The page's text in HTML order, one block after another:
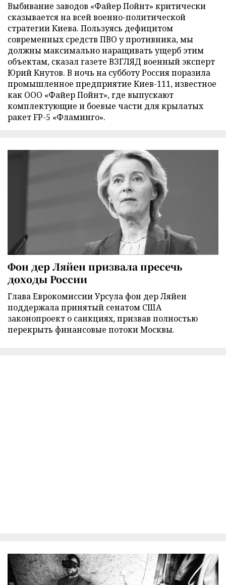
Выбивание заводов «Файер Пойнт» критически
сказывается на всей военно-политической
стратегии Киева. Пользуясь дефицитом
современных средств ПВО у противника, мы
должны максимально наращивать ущерб этим
объектам, сказал газете ВЗГЛЯД военный эксперт
Юрий Кнутов. В ночь на субботу Россия поразила
промышленное предприятие Киев-111, известное
как ООО «Файер Пойнт», где выпускают
комплектующие и боевые части для крылатых
ракет FP-5 «Фламинго».
Фон дер Ляйен призвала пресечь
доходы России
Глава Еврокомиссии Урсула фон дер Ляйен
поддержала принятый сенатом США
законопроект о санкциях, призвав полностью
перекрыть финансовые потоки Москвы.